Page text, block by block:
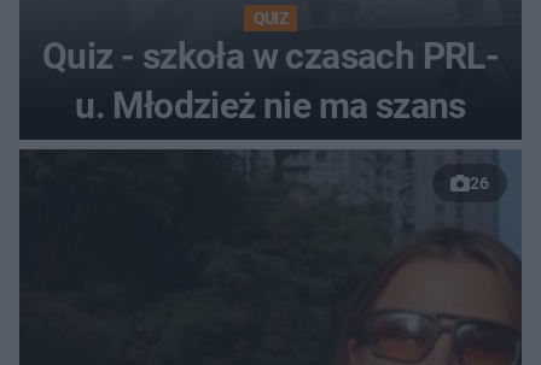
QUIZ
Quiz - szkoła w czasach PRL-
u. Młodzież nie ma szans
26